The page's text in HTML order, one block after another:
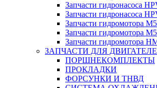
Запчасти гидронасоса
Запчасти гидронасоса
Запчасти гидромотора
Запчасти гидромотора
Запчасти гидромотора
ЗАПЧАСТИ ДЛЯ
ПОРШНЕКОМПЛЕКТЫ
ПРОКЛАДКИ
ФОРСУНКИ И ТНВД